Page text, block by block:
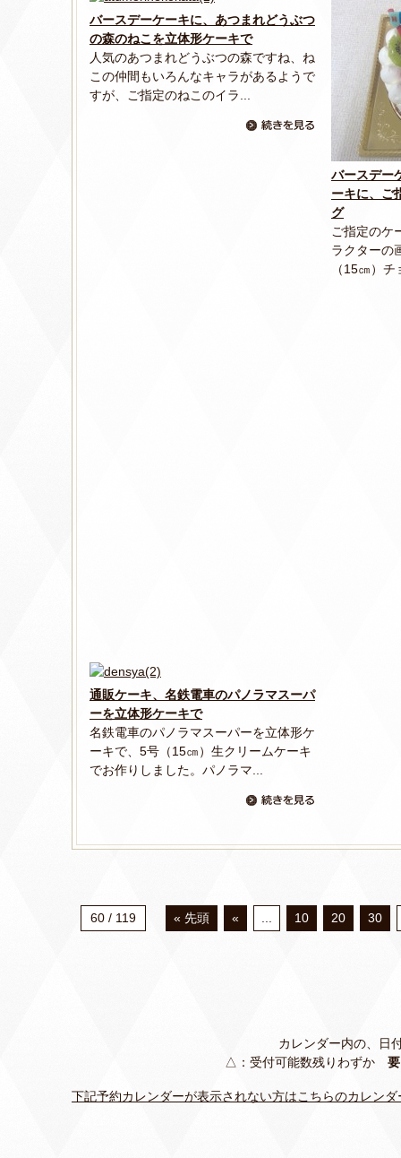
バースデーケーキに、あつまれどうぶつ
の森のねこを立体形ケーキで
人気のあつまれどうぶつの森ですね、ね
この仲間もいろんなキャラがあるようで
すが、ご指定のねこのイラ...
バースデー
ーキに、ご
グ
ご指定のケ
ラクターの
（15㎝）
通販ケーキ、名鉄電車のパノラマスーパ
ーを立体形ケーキで
名鉄電車のパノラマスーパーを立体形ケ
ーキで、5号（15㎝）生クリームケーキ
でお作りしました。パノラマ...
60 / 119 « 先頭 « 10 20 30
カレンダー内の、日
△：受付可能数残りわずか
下記予約カレンダーが表示されない方はこちらのカレン